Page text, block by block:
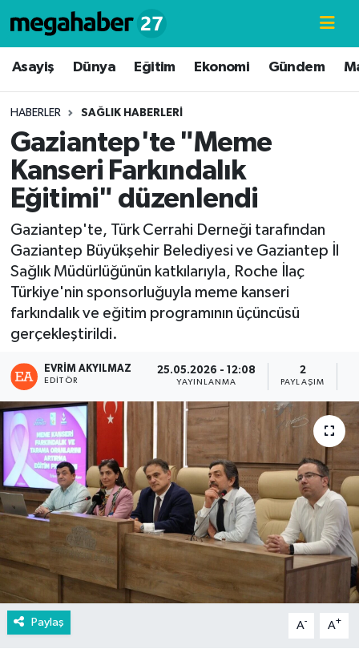
Asayiş Dünya Eğitim Ekonomi Gündem
HABERLER SAĞLIK HABERLERI
Gaziantep'te "Meme
Kanseri Farkındalık
Eğitimi" düzenlendi
Gaziantep'te, Türk Cerrahi Derneği tarafından
Gaziantep Büyükşehir Belediyesi ve Gaziantep İl
Sağlık Müdürlüğünün katkılarıyla, Roche İlaç
Türkiye'nin sponsorluğuyla meme kanseri
farkındalık ve eğitim programının üçüncüsü
gerçekleştirildi.
EVRIM AKYILMAZ
EDITÖR
25.05.2026 - 12:08
YAYINLANMA
2
PAYLAŞIM
Paylaş A- A+
Hava Durumu
Süper Lig Puan Durumu ve Fikstür
Tüm Manşetler
Son Dakika Haberleri
Haber Arşivi